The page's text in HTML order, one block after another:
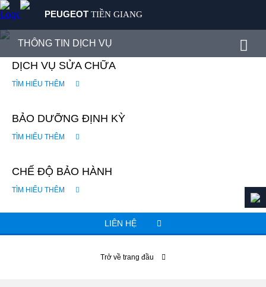
PEUGEOT TIỀN GIANG
SẢN PHẨM
MUA XE
TIN TỨC
THÔNG TIN DỊCH VỤ
ĐẶT HẸN DỊCH VỤ
THÔNG TIN DỊCH VỤ
DỊCH VỤ SỬA CHỮA
TÌM HIỂU THÊM
BẢO DƯỠNG ĐỊNH KỲ
TÌM HIỂU THÊM
CHẾ ĐỘ BẢO HÀNH
TÌM HIỂU THÊM
LIÊN HỆ
Trở về trang đầu